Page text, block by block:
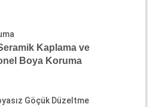
Kaplama ve
Boya Koruma
Göçük Düzeltme